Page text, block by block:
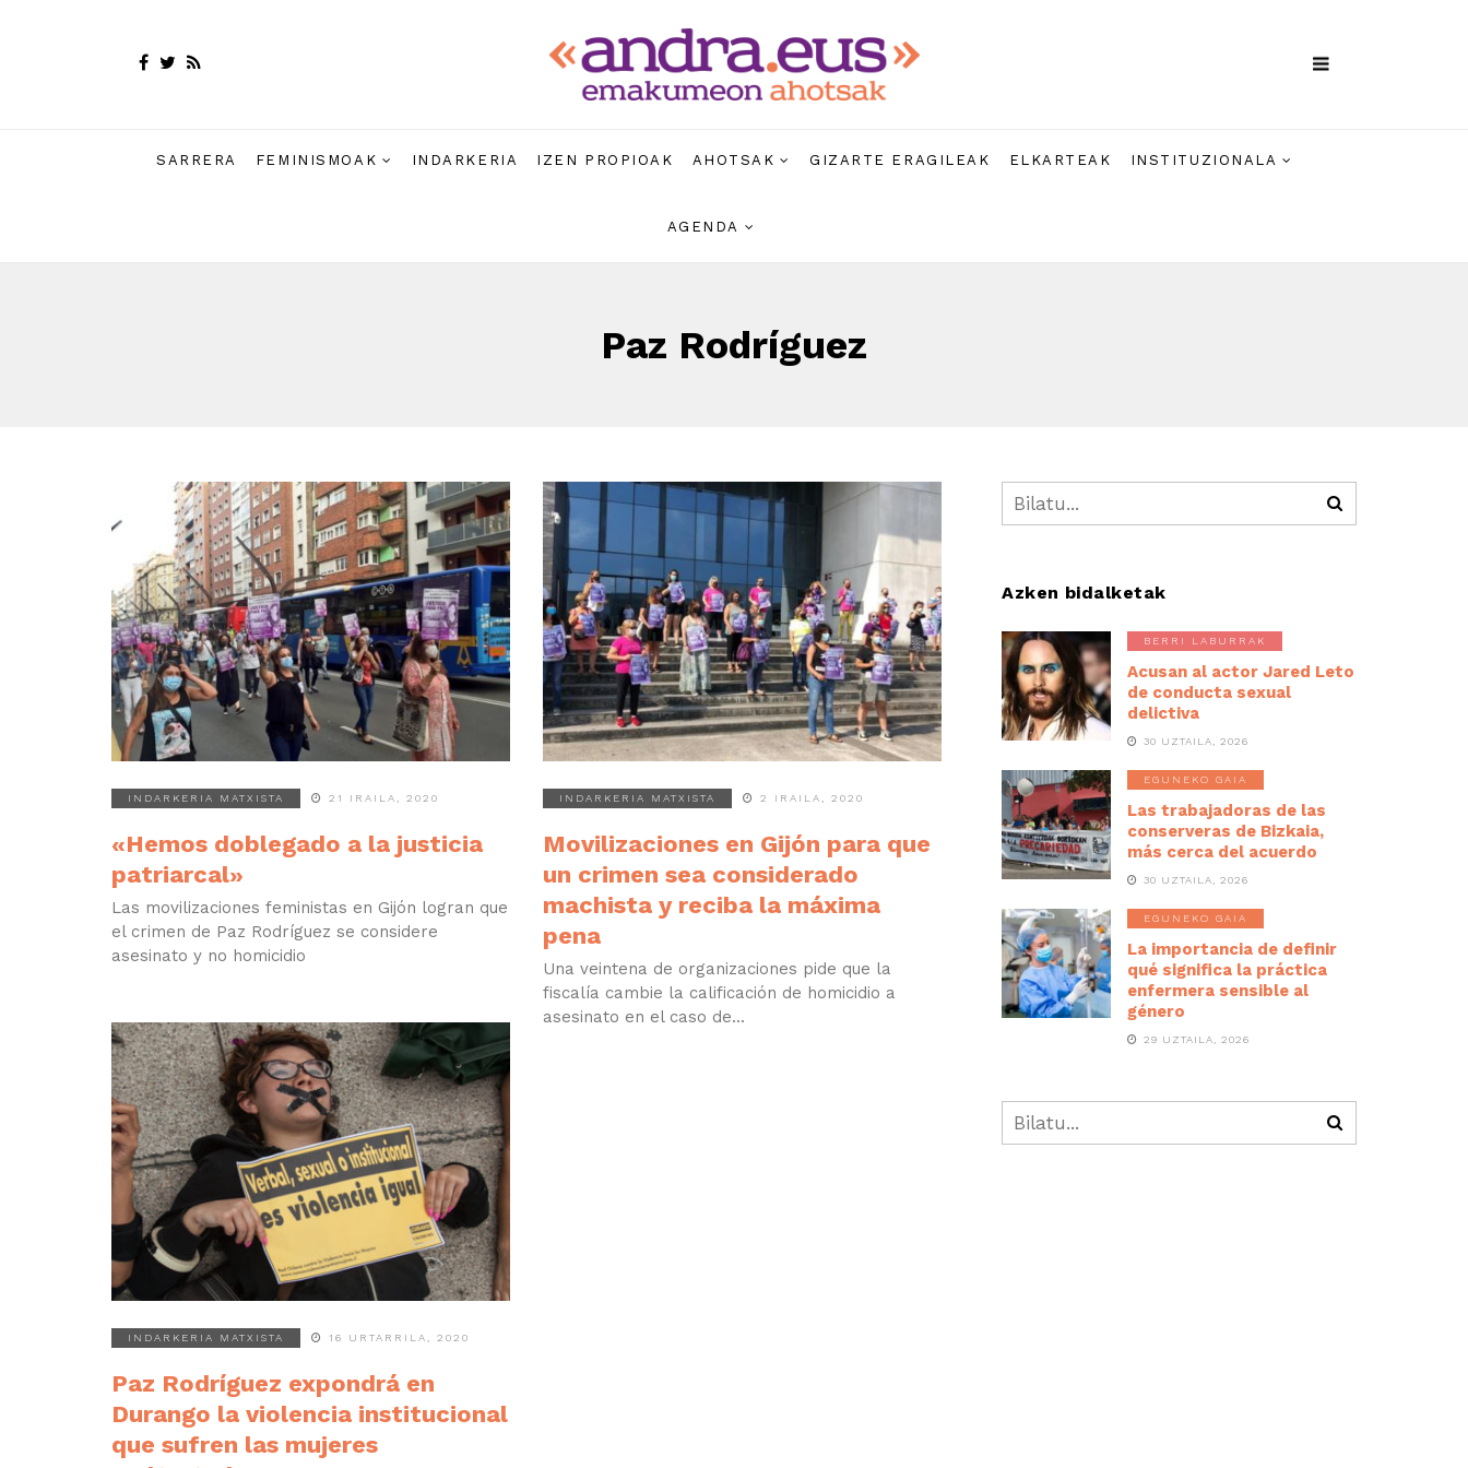
SARRERA FEMINISMOAK INDARKERIA IZEN PROPIOAK AHOTSAK GIZARTE ERAGILEAK ELKARTEAK INSTITUZIONALA
AGENDA
Paz Rodríguez
INDARKERIA MATXISTA 21 IRAILA, 2020
«Hemos doblegado a la justicia
patriarcal»
Las movilizaciones feministas en Gijón logran que
el crimen de Paz Rodríguez se considere
asesinato y no homicidio
INDARKERIA MATXISTA 2 IRAILA, 2020
Movilizaciones en Gijón para que
un crimen sea considerado
machista y reciba la máxima
pena
Una veintena de organizaciones pide que la
fiscalía cambie la calificación de homicidio a
asesinato en el caso de...
INDARKERIA MATXISTA 16 URTARRILA, 2020
Paz Rodríguez expondrá en
Durango la violencia institucional
que sufren las mujeres
Azken bidalketak
BERRI LABURRAK
Acusan al actor Jared Leto
de conducta sexual
delictiva
30 UZTAILA, 2026
EGUNEKO GAIA
Las trabajadoras de las
conserveras de Bizkaia,
más cerca del acuerdo
30 UZTAILA, 2026
EGUNEKO GAIA
La importancia de definir
qué significa la práctica
enfermera sensible al
género
29 UZTAILA, 2026